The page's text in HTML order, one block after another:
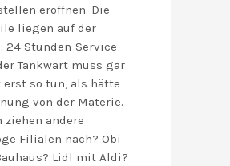
eröffnen. Die
liegen auf der
24 Stunden-Service –
Tankwart muss gar
erst so tun, als hätte
von der Materie.
ziehen andere
Filialen nach? Obi
Lidl mit Aldi?